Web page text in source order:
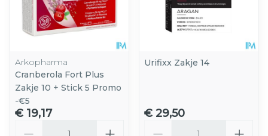
Arkopharma
Cranberola Fort Plus
Zakje 10 + Stick 5 Promo
-€5
€ 19,17
Urifixx Zakje 14
€ 29,50